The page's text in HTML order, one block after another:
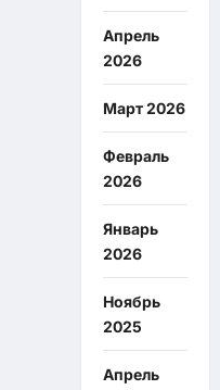
Апрель
2026
Март 2026
Февраль
2026
Январь
2026
Ноябрь
2025
Апрель